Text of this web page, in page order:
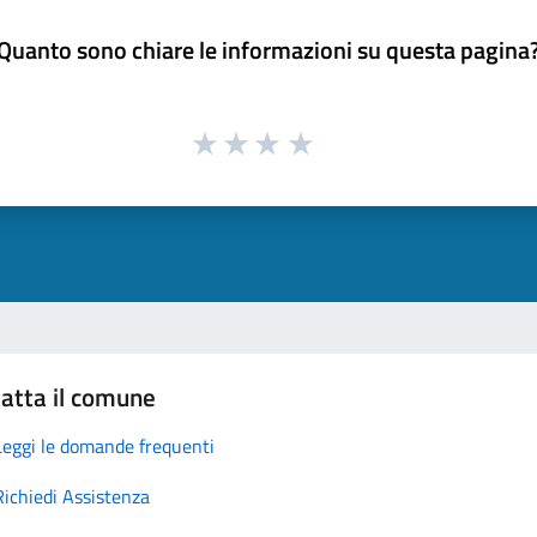
sono chiare le informazioni su questa
il comune
le domande frequenti
Assistenza